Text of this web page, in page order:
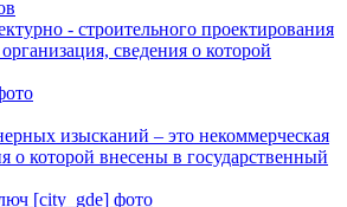
- строительного проектирования
сведения о которой
изысканий – это некоммерческая
о которой внесены в государственный